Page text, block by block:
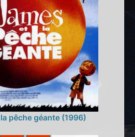
pêche géante (1996)